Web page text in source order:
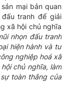
mại bản quan
tranh để giải
xã hội chủ nghĩa
nhọn đấu tranh
hiện hành và tư
nghiệp hoá xã
chủ nghĩa, làm
toàn thắng của